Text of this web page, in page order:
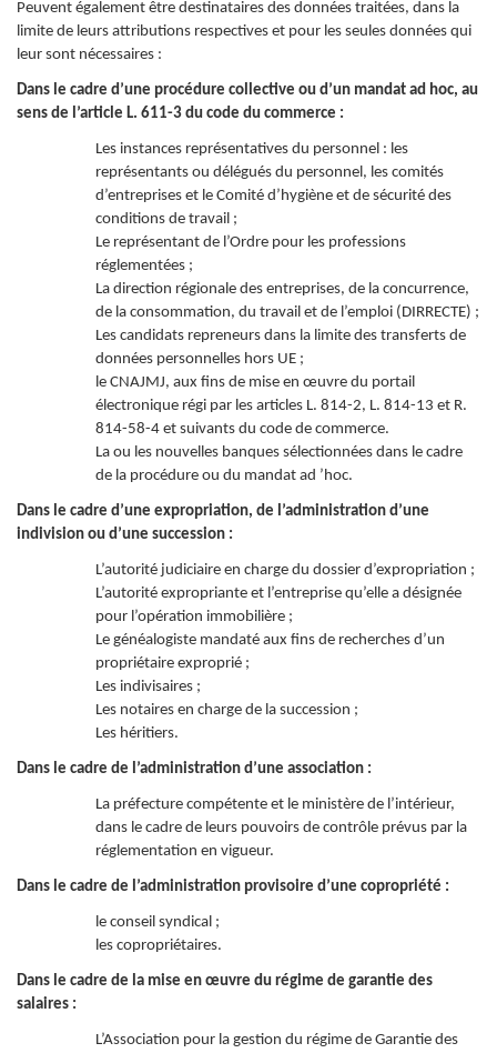
Peuvent également être destinataires des données traitées, dans la
limite de leurs attributions respectives et pour les seules données qui
leur sont nécessaires :
Dans le cadre d’une procédure collective ou d’un mandat ad hoc, au
sens de l’article L. 611-3 du code du commerce :
Les instances représentatives du personnel : les
représentants ou délégués du personnel, les comités
d’entreprises et le Comité d’hygiène et de sécurité des
conditions de travail ;
Le représentant de l’Ordre pour les professions
réglementées ;
La direction régionale des entreprises, de la concurrence,
de la consommation, du travail et de l’emploi (DIRRECTE) ;
Les candidats repreneurs dans la limite des transferts de
données personnelles hors UE ;
le CNAJMJ, aux fins de mise en œuvre du portail
électronique régi par les articles L. 814-2, L. 814-13 et R.
814-58-4 et suivants du code de commerce.
La ou les nouvelles banques sélectionnées dans le cadre
de la procédure ou du mandat ad ’hoc.
Dans le cadre d’une expropriation, de l’administration d’une
indivision ou d’une succession :
L’autorité judiciaire en charge du dossier d’expropriation ;
L’autorité expropriante et l’entreprise qu’elle a désignée
pour l’opération immobilière ;
Le généalogiste mandaté aux fins de recherches d’un
propriétaire exproprié ;
Les indivisaires ;
Les notaires en charge de la succession ;
Les héritiers.
Dans le cadre de l’administration d’une association :
La préfecture compétente et le ministère de l’intérieur,
dans le cadre de leurs pouvoirs de contrôle prévus par la
réglementation en vigueur.
Dans le cadre de l’administration provisoire d’une copropriété :
le conseil syndical ;
les copropriétaires.
Dans le cadre de la mise en œuvre du régime de garantie des
salaires :
L’Association pour la gestion du régime de Garantie des